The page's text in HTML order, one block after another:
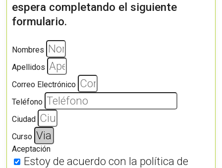
espera completando el siguiente
formulario.
Nombres
Apellidos
Correo Electrónico
Teléfono
Ciudad
Curso
Aceptación
Estoy de acuerdo con la política de